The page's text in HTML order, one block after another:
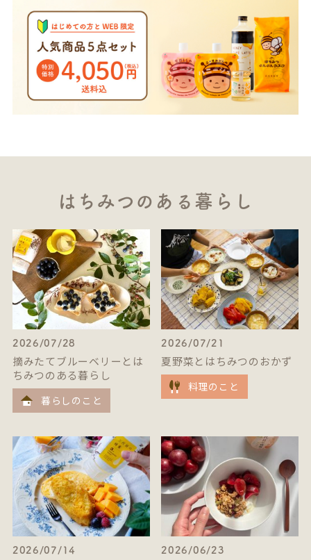
はちみつのある暮らし
2026/07/28
摘みたてブルーベリーとは
ちみつのある暮らし
暮らしのこと
2026/07/21
夏野菜とはちみつのおかず
料理のこと
2026/07/14 2026/06/23